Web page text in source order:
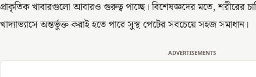
প্রাকৃতিক খাবারগুলো আবারও গুরুত্ব পাচ্ছে। বিশেষজ্ঞদের মতে, শরীরের
খাদ্যাভ্যাসে অন্তর্ভুক্ত করাই হতে পারে সুস্থ পেটের সবচেয়ে সহজ সমাধান।
ADVERTISEMENTS